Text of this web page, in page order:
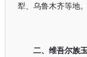
犁、乌鲁木齐等
二、维吾尔族